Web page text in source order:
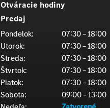
Otváracie hodiny
Predaj
Pondelok:
07:30 – 18:00
Utorok:
07:30 – 18:00
Streda:
07:30 – 18:00
Štvrtok:
07:30 – 18:00
Piatok:
07:30 – 18:00
Sobota:
09:00 – 13:00